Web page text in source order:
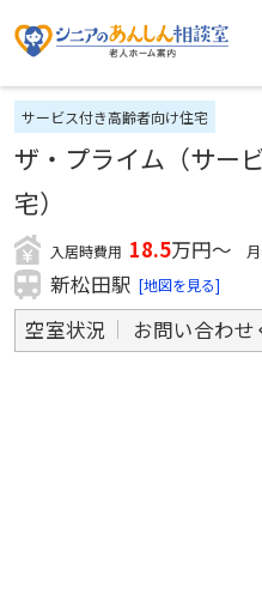
サービス付き高齢者向け住宅
ザ・プライム（サー
宅）
入居時費用 18.5万円～
新松田駅 [地図を見る]
空室状況 お問い合わせ